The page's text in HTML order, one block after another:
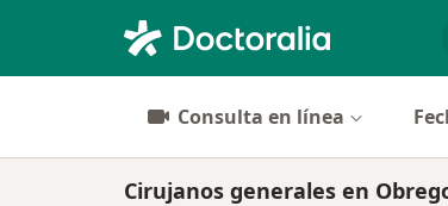
Consulta en línea
Cirujanos generales en